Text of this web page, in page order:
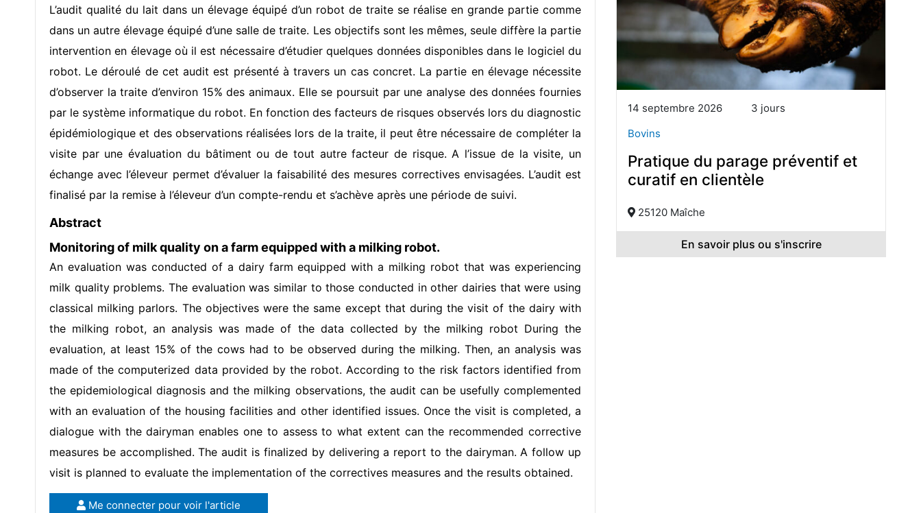
L’audit qualité du lait dans un élevage équipé d’un robot de traite se réalise en grande partie comme
dans un autre élevage équipé d’une salle de traite. Les objectifs sont les mêmes, seule diffère la partie
intervention en élevage où il est nécessaire d’étudier quelques données disponibles dans le logiciel du
robot. Le déroulé de cet audit est présenté à travers un cas concret. La partie en élevage nécessite
d’observer la traite d’environ 15% des animaux. Elle se poursuit par une analyse des données fournies
par le système informatique du robot. En fonction des facteurs de risques observés lors du diagnostic
épidémiologique et des observations réalisées lors de la traite, il peut être nécessaire de compléter la
visite par une évaluation du bâtiment ou de tout autre facteur de risque. A l’issue de la visite, un
échange avec l’éleveur permet d’évaluer la faisabilité des mesures correctives envisagées. L’audit est
finalisé par la remise à l’éleveur d’un compte-rendu et s’achève après une période de suivi.
Abstract
Monitoring of milk quality on a farm equipped with a milking robot.
An evaluation was conducted of a dairy farm equipped with a milking robot that was experiencing
milk quality problems. The evaluation was similar to those conducted in other dairies that were using
classical milking parlors. The objectives were the same except that during the visit of the dairy with
the milking robot, an analysis was made of the data collected by the milking robot During the
evaluation, at least 15% of the cows had to be observed during the milking. Then, an analysis was
made of the computerized data provided by the robot. According to the risk factors identified from
the epidemiological diagnosis and the milking observations, the audit can be usefully complemented
with an evaluation of the housing facilities and other identified issues. Once the visit is completed, a
dialogue with the dairyman enables one to assess to what extent can the recommended corrective
measures be accomplished. The audit is finalized by delivering a report to the dairyman. A follow up
visit is planned to evaluate the implementation of the correctives measures and the results obtained.
Me connecter pour voir l'article
14 septembre 2026
3 jours
Bovins
Pratique du parage préventif et
curatif en clientèle
25120 Maîche
En savoir plus ou s'inscrire